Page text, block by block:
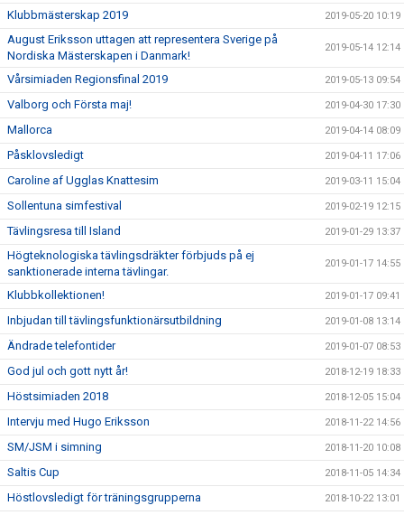
Klubbmästerskap 2019 2019-05-20 10:19
August Eriksson uttagen att representera Sverige på
Nordiska Mästerskapen i Danmark!
2019-05-14 12:14
Vårsimiaden Regionsfinal 2019 2019-05-13 09:54
Valborg och Första maj! 2019-04-30 17:30
Mallorca 2019-04-14 08:09
Påsklovsledigt 2019-04-11 17:06
Caroline af Ugglas Knattesim 2019-03-11 15:04
Sollentuna simfestival 2019-02-19 12:15
Tävlingsresa till Island 2019-01-29 13:37
Högteknologiska tävlingsdräkter förbjuds på ej
sanktionerade interna tävlingar.
2019-01-17 14:55
Klubbkollektionen! 2019-01-17 09:41
Inbjudan till tävlingsfunktionärsutbildning 2019-01-08 13:14
Ändrade telefontider 2019-01-07 08:53
God jul och gott nytt år! 2018-12-19 18:33
Höstsimiaden 2018 2018-12-05 15:04
Intervju med Hugo Eriksson 2018-11-22 14:56
SM/JSM i simning 2018-11-20 10:08
Saltis Cup 2018-11-05 14:34
Höstlovsledigt för träningsgrupperna 2018-10-22 13:01